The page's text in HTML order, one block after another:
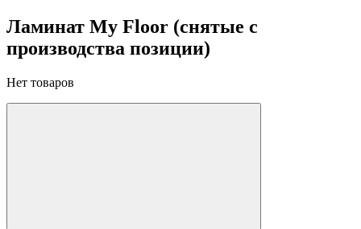
Ламинат My Floor (снятые с
производства позиции)
Нет товаров